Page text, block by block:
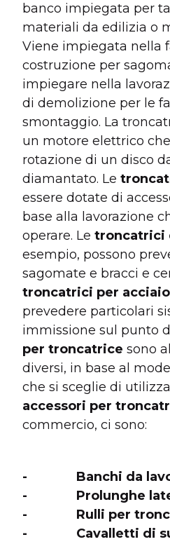
banco impiegata per
materiali da edilizia o
Viene impiegata nella
costruzione per
impiegare nella
di demolizione per le
smontaggio. La
un motore elettrico
rotazione di un disco
diamantato. Le
essere dotate di
base alla lavorazione
operare. Letroncatrici
esempio, possono
sagomate e bracci e
troncatrici per acciaio
prevedere particolari
immissione sul punto
per troncatrice sono
diversi, in base al
che si sceglie di
accessori per
commercio, ci sono:
- Banchi da
- Prolunghe
- Rulli per
- Cavalletti di